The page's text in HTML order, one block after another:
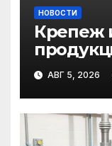
НОВОСТИ
Крепеж
и АВГ 5, 2026